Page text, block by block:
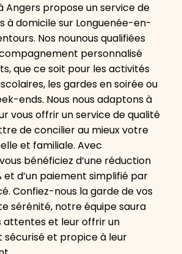
à Angers propose un service de
à domicile sur Longuenée-en-
Nos nounous qualifiées
personnalisé
que ce soit pour les activités
les gardes en soirée ou
ends. Nous nous adaptons à
vous offrir un service de qualité
de concilier au mieux votre
et familiale. Avec
vous bénéficiez d’une réduction
et d’un paiement simplifié par
Confiez-nous la garde de vos
sérénité, notre équipe saura
attentes et leur offrir un
et propice à leur